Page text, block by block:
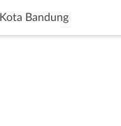
Kota Bandung